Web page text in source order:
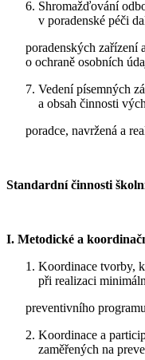
Shromažďování
v poradenské péči
poradenských zařízení
o ochraně osobních
Vedení písemných
a obsah činnosti
poradce, navržená a
Standardní činnosti
I. Metodické a
Koordinace tvorby,
při realizaci
preventivního
Koordinace a
zaměřených na